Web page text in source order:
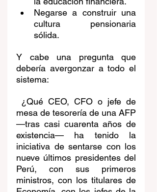
Negarse a construir una
cultura pensionaria
sólida.
Y cabe una pregunta que
debería avergonzar a todo el
sistema:
¿Qué CEO, CFO o jefe de
mesa de tesorería de una AFP
—tras casi cuarenta años de
existencia— ha tenido la
iniciativa de sentarse con los
nueve últimos presidentes del
Perú, con sus primeros
ministros, con los titulares de